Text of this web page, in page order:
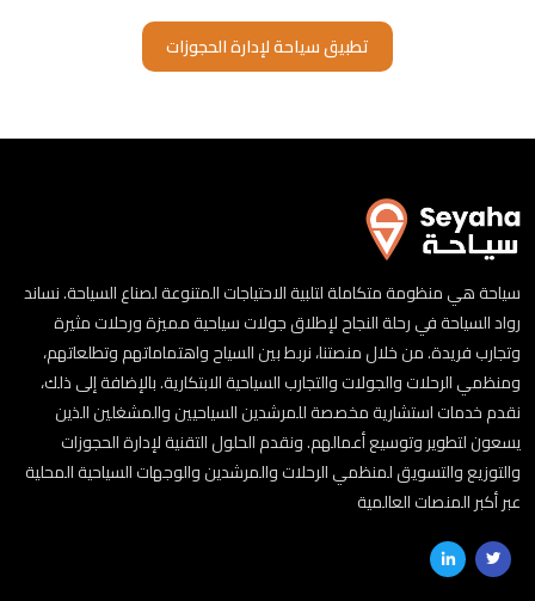
تطبيق سياحة لإدارة الحجوزات
سياحة هي منظومة متكاملة لتلبية الاحتياجات المتنوعة لصناع السياحة. نساند
رواد السياحة في رحلة النجاح لإطلاق جولات سياحية مميزة ورحلات مثيرة
وتجارب فريدة. من خلال منصتنا، نربط بين السياح واهتماماتهم وتطلعاتهم،
ومنظمي الرحلات والجولات والتجارب السياحية الابتكارية. بالإضافة إلى ذلك،
نقدم خدمات استشارية مخصصة للمرشدين السياحيين والمشغلين الذين
يسعون لتطوير وتوسيع أعمالهم. ونقدم الحلول التقنية لإدارة الحجوزات
والتوزيع والتسويق لمنظمي الرحلات والمرشدين والوجهات السياحية المحلية
عبر أكبر المنصات العالمية